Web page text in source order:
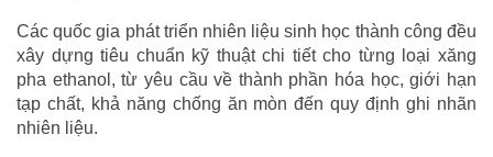
Các quốc gia phát triển nhiên liệu sinh học thành công đều
xây dựng tiêu chuẩn kỹ thuật chi tiết cho từng loại xăng
pha ethanol, từ yêu cầu về thành phần hóa học, giới hạn
tạp chất, khả năng chống ăn mòn đến quy định ghi nhãn
nhiên liệu.